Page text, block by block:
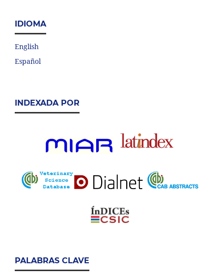
IDIOMA
English
Español
INDEXADA POR
PALABRAS CLAVE